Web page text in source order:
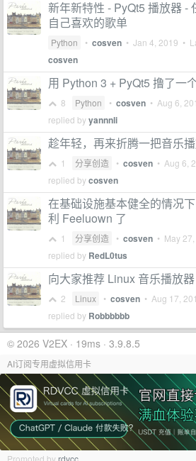
新年新特性 - PyQt5 播放器 -
自己喜欢的歌单
Python • cosven • Jan 4, 2019 •
cosven
用 Python 3 + PyQt5 撸了一
8 Python • cosven • Aug 6,
replied byyannnli
趁年轻，再来折腾一把音乐
1 分享创造 • cosven • Aug 6,
replied bycosven
在基础设施基本健全的情况
利 Feeluown 了
1 分享创造 • cosven • May
replied by RedL0tus
向大家推荐 Linux 音乐播放
2 Linux • cosven • Aug 17,
replied by Robbbbbb
© 2026 V2EX · 19ms · 3.9.8.5
AI订阅专用虚拟信用卡
Promoted by rdvcc